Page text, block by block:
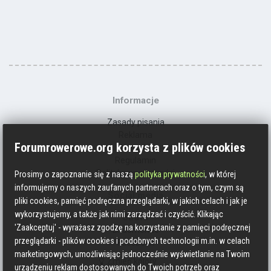
Informacje
Zasady pisania
Kontakt
Polityka prywatności
Social media
Strava
Endomondo
Facebook
Zmień kolory
Forumrowerowe.org korzysta z plików cookies
Prosimy o zapoznanie się z nasząpolityka prywatności, w której
informujemy o naszych zaufanych partnerach oraz o tym, czym są
pliki cookies, pamięć podręczna przeglądarki, w jakich celach i jak je
wykorzystujemy, a także jak nimi zarządzać i czyścić. Klikając
'Zaakceptuj' - wyrażasz zgodzę na korzystanie z pamięci podręcznej
przeglądarki - plików cookies i podobnych technologii m.in. w celach
marketingowych, umożliwiając jednocześnie wyświetlanie na Twoim
urządzeniu reklam dostosowanych do Twoich potrzeb oraz